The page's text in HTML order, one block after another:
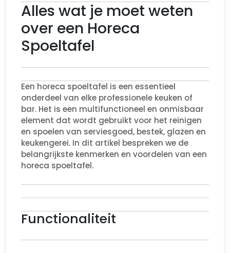
Alles wat je moet weten
over een Horeca
Spoeltafel
Een horeca spoeltafel is een essentieel
onderdeel van elke professionele keuken of
bar. Het is een multifunctioneel en onmisbaar
element dat wordt gebruikt voor het reinigen
en spoelen van serviesgoed, bestek, glazen en
keukengerei. In dit artikel bespreken we de
belangrijkste kenmerken en voordelen van een
horeca spoeltafel.
Functionaliteit